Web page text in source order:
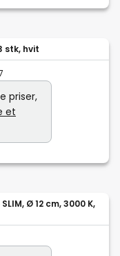
stk, hvit
priser,
et
Ø 12 cm, 3000 K,